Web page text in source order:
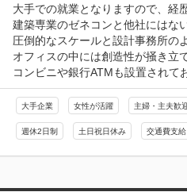
大手での就業となりますので、経
建築専業のゼネコンと他社にはな
圧倒的なスケールと設計事務所の
オフィスの中には創造性が掻き立
コンビニや銀行ATMも設置されて
大手企業 女性が活躍 主婦・主夫歓
週休2日制 土日祝日休み 交通費支給